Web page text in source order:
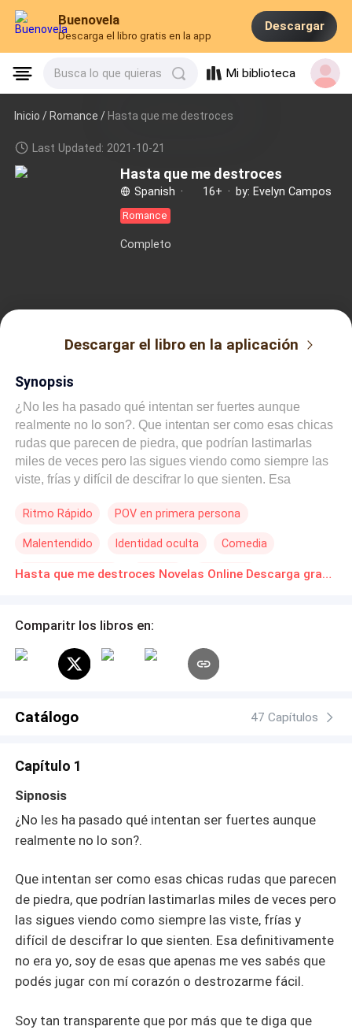
Buenovela
Descarga el libro gratis en la app
Descargar
Busca lo que quieras Mi biblioteca
Inicio /Romance / Hasta que me destroces
Last Updated: 2021-10-21
Hasta que me destroces
Spanish · 16+ · by: Evelyn Campos
Romance
Completo
Descargar el libro en la aplicación
Synopsis
¿No les ha pasado qué intentan ser fuertes aunque
realmente no lo son?. Que intentan ser como esas chicas
rudas que parecen de piedra, que podrían lastimarlas
miles de veces pero las sigues viendo como siempre las
viste, frías y difícil de descifrar lo que sienten. Esa
ves sabés que podés jugar con mí corazón o destrozarme
"estoy bien" toda mi persona te revelaría que no lo estoy
¡Esa si soy yo!. Quizás se deba a que mi amor propio
solamente soy fácil de ilusionar, porque todo el tiempo
dedos. Cuando no sabes cómo amarte, empezas a
buscar ese amor en cada rincón, aceptas lo que no
porque no sabes si sos merecedora de más. Toda mi vida
chica que ellos buscan. Pero todo cambia cuándo llega
Basada en el crush que no sabe de mi existencia Les
invito a que puedan seguir leyendo esta historia. Nació
fruto del dramatismo. Espero que la disfrutes. Gracias por
Ritmo Rápido POV en primera persona
Malentendido Identidad oculta Comedia
Amor de casados Rebelde Venganza Hasta que me destroces Novelas Online Descarga gratuita de PDF
Comparitr los libros en:
Catálogo 47 Capítulos
Capítulo 1
Sipnosis
¿No les ha pasado qué intentan ser fuertes aunque
realmente no lo son?.
Que intentan ser como esas chicas rudas que parecen
de piedra, que podrían lastimarlas miles de veces pero
las sigues viendo como siempre las viste, frías y
difícil de descifrar lo que sienten. Esa definitivamente
no era yo, soy de esas que apenas me ves sabés que
podés jugar con mí corazón o destrozarme fácil.
Soy tan transparente que por más que te diga que